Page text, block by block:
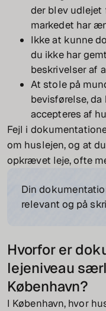
der blev udlejet
markedet har
Ikke at kunne
du ikke har
beskrivelser af
At stole på
bevisførelse,
accepteres af
Fejl i
om huslejen, og at
opkrævet leje, ofte
Din
relevant og på
Hvorfor er
lejeniveau
København?
I København, hvor